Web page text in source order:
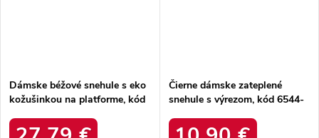
Dámske béžové snehule s eko
kožušinkou na platforme, kód
Čierne dámske zateplené
snehule s výrezom, kód 6544-